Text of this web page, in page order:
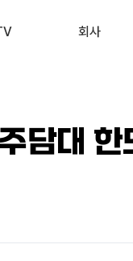
회사
고객 후기
담대 한